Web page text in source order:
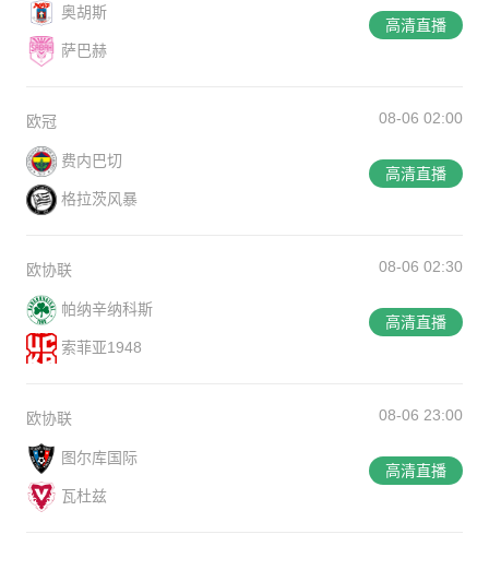
奥胡斯
萨巴赫
高清直播
欧冠 08-06 02:00
费内巴切
格拉茨风暴
高清直播
欧协联 08-06 02:30
帕纳辛纳科斯
索菲亚1948
高清直播
欧协联 08-06 23:00
图尔库国际
瓦杜兹
高清直播